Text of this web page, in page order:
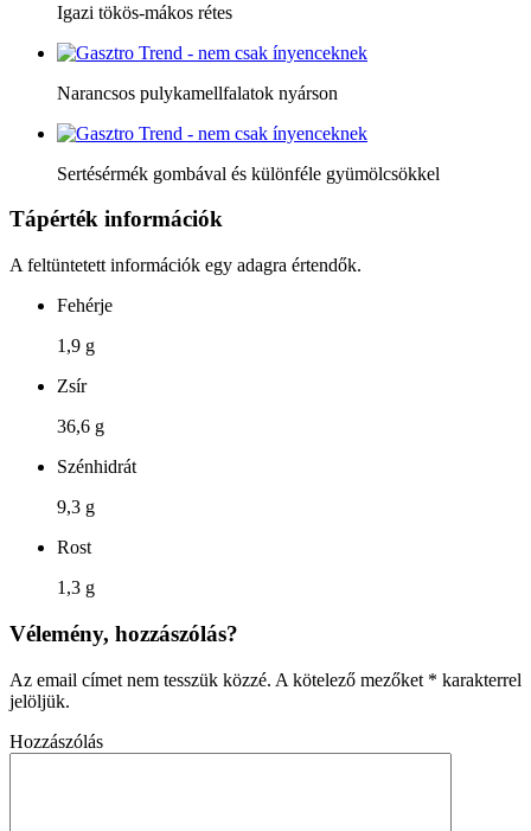
Igazi tökös-mákos rétes
Narancsos pulykamellfalatok nyárson
Sertésérmék gombával és különféle gyümölcsökkel
Tápérték információk
A feltüntetett információk egy adagra értendők.
Fehérje
1,9 g
Zsír
36,6 g
Szénhidrát
9,3 g
Rost
1,3 g
Vélemény, hozzászólás?
Az email címet nem tesszük közzé. A kötelező mezőket * karakterrel
jelöljük.
Hozzászólás